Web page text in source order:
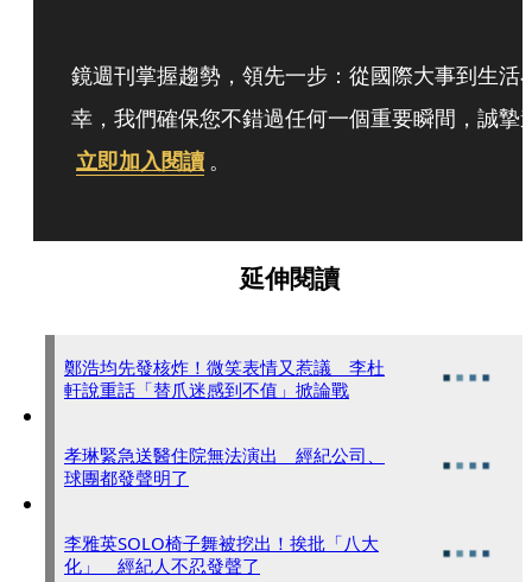
鏡週刊掌握趨勢，領先一步：從國際大事到生活
幸，我們確保您不錯過任何一個重要瞬間，誠摯
立即加入閱讀 。
延伸閱讀
鄭浩均先發核炸！微笑表情又惹議 李杜
軒說重話「替爪迷感到不值」掀論戰
孝琳緊急送醫住院無法演出 經紀公司、
球團都發聲明了
李雅英SOLO椅子舞被挖出！挨批「八大
化」 經紀人不忍發聲了